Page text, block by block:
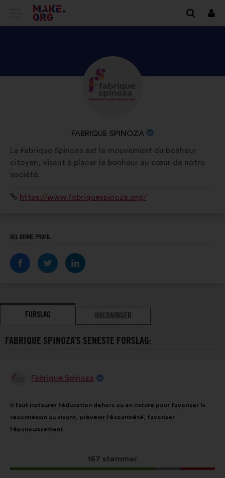
TILBAGE
MAKE.ORG’S
STARTSIDE
Log
på
SE
FABRIQUE
ORGANISATIONENS
FABRIQUE SPINOZA
Biografi:
La Fabrique Spinoza est le mouvement du bonheur
citoyen, visant à placer le bonheur au cœur de notre
société.
Websted:
https://www.fabriquespinoza.org/
DEL DENNE PROFIL
FORSLAG HOLDNINGER
FABRIQUE SPINOZA’S SENESTE FORSLAG:
Fabrique Spinoza
indhold:
Il faut instaurer l'éducation dehors ou en nature pour favoriser la
reconnexion au vivant, prévenir l'écoanxiété, favoriser
l'épanouissement
Dette
forslag
167 stemmer
følgende
fordeling: